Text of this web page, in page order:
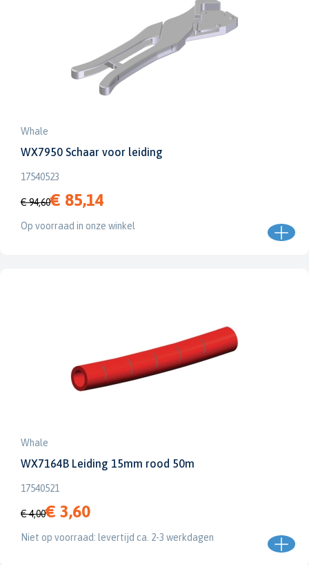
Whale
WX7950 Schaar voor leiding
17540523
€ 94,60€ 85,14
Op voorraad in onze winkel
Whale
WX7164B Leiding 15mm rood 50m
17540521
€ 4,00€ 3,60
Niet op voorraad: levertijd ca. 2-3 werkdagen